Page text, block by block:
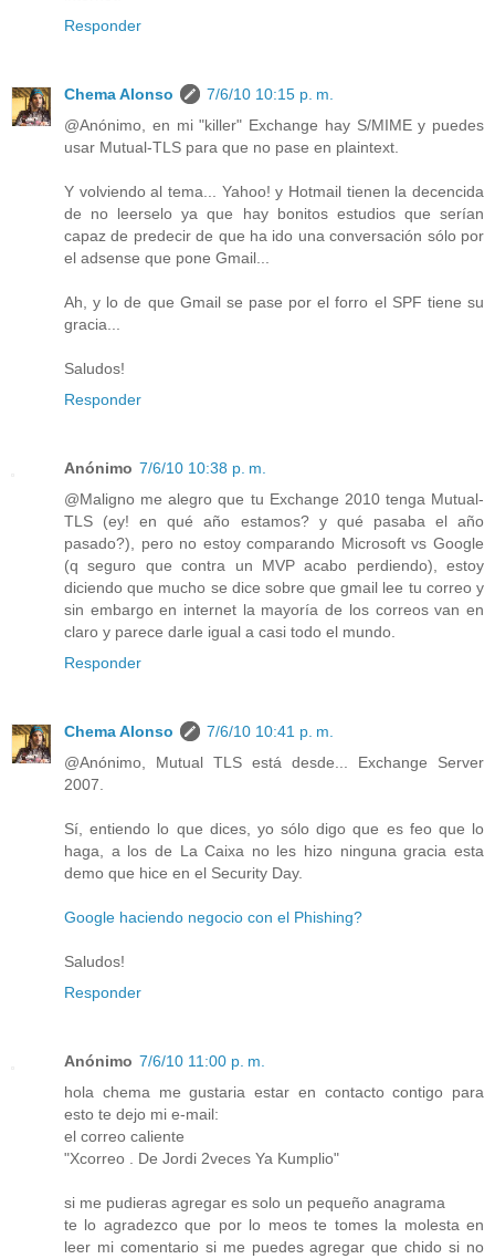
Responder
Chema Alonso
7/6/10 10:15 p. m.
@Anónimo, en mi "killer" Exchange hay S/MIME y puedes
usar Mutual-TLS para que no pase en plaintext.
Y volviendo al tema... Yahoo! y Hotmail tienen la decencida
de no leerselo ya que hay bonitos estudios que serían
capaz de predecir de que ha ido una conversación sólo por
el adsense que pone Gmail...
Ah, y lo de que Gmail se pase por el forro el SPF tiene su
gracia...
Saludos!
Responder
Anónimo 7/6/10 10:38 p. m.
@Maligno me alegro que tu Exchange 2010 tenga Mutual-
TLS (ey! en qué año estamos? y qué pasaba el año
pasado?), pero no estoy comparando Microsoft vs Google
(q seguro que contra un MVP acabo perdiendo), estoy
diciendo que mucho se dice sobre que gmail lee tu correo y
sin embargo en internet la mayoría de los correos van en
claro y parece darle igual a casi todo el mundo.
Responder
Chema Alonso
7/6/10 10:41 p. m.
@Anónimo, Mutual TLS está desde... Exchange Server
2007.
Sí, entiendo lo que dices, yo sólo digo que es feo que lo
haga, a los de La Caixa no les hizo ninguna gracia esta
demo que hice en el Security Day.
Google haciendo negocio con el Phishing?
Saludos!
Responder
Anónimo 7/6/10 11:00 p. m.
hola chema me gustaria estar en contacto contigo para
esto te dejo mi e-mail:
el correo caliente
"Xcorreo . De Jordi 2veces Ya Kumplio"
si me pudieras agregar es solo un pequeño anagrama
te lo agradezco que por lo meos te tomes la molesta en
leer mi comentario si me puedes agregar que chido si no